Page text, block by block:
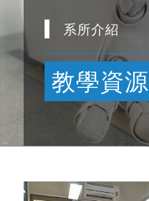
系所介紹
教學資源